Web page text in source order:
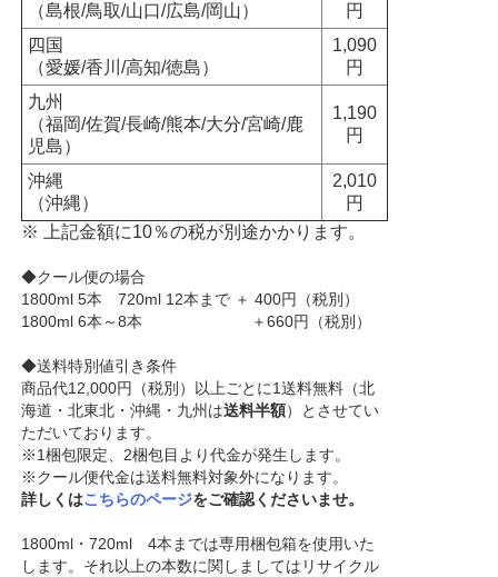
（島根/鳥取/山口/広島/岡山）
円
四国
（愛媛/香川/高知/徳島）
1,090
円
九州
（福岡/佐賀/長崎/熊本/大分/宮崎/鹿
児島）
1,190
円
沖縄
（沖縄）
2,010
円
※ 上記金額に10％の税が別途かかります。
◆クール便の場合
1800ml 5本 720ml 12本まで ＋ 400円（税別）
1800ml 6本～8本 ＋660円（税別）
◆送料特別値引き条件
商品代12,000円（税別）以上ごとに1送料無料（北
海道・北東北・沖縄・九州は送料半額）とさせてい
ただいております。
※1梱包限定、2梱包目より代金が発生します。
※クール便代金は送料無料対象外になります。
詳しくはこちらのページをご確認くださいませ。
1800ml・720ml 4本までは専用梱包箱を使用いた
します。それ以上の本数に関しましてはリサイクル